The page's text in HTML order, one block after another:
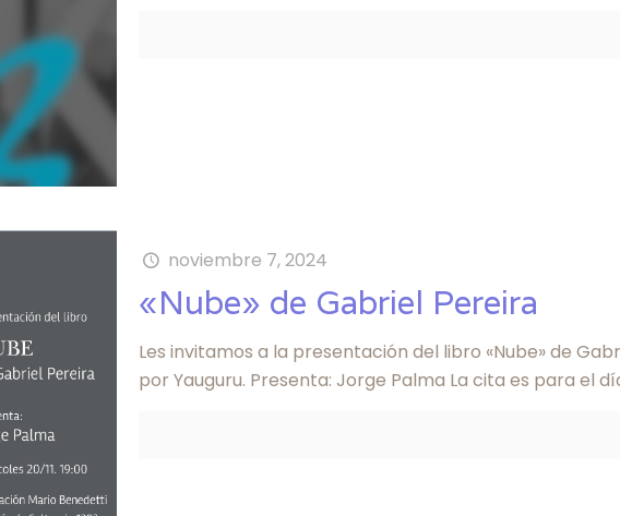
noviembre 7, 2024
«Nube» de Gabriel Pereira
Les invitamos a la presentación del libro «Nube» de
por Yauguru. Presenta: Jorge Palma La cita es para el